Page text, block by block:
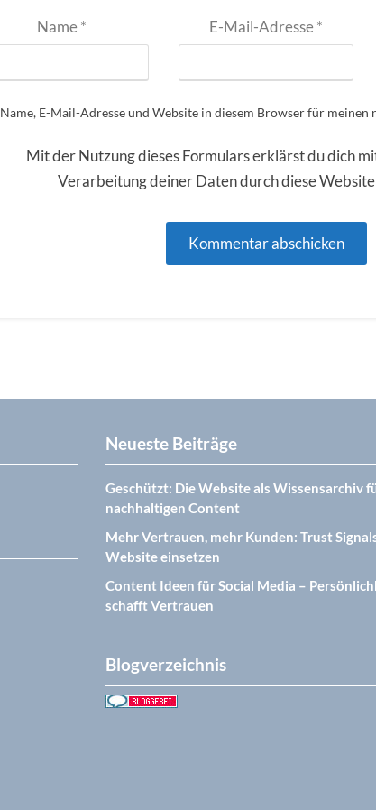
Name* E-Mail-Adresse*
Name, E-Mail-Adresse und Website in diesem Browser für meinen
Mit der Nutzung dieses Formulars erklärst du dich
Verarbeitung deiner Daten durch diese
Neueste Beiträge
Geschützt: Die Website als Wissensarchiv
nachhaltigen Content
Mehr Vertrauen, mehr Kunden: Trust
Website einsetzen
Content Ideen für Social Media –
schafft Vertrauen
Blogverzeichnis